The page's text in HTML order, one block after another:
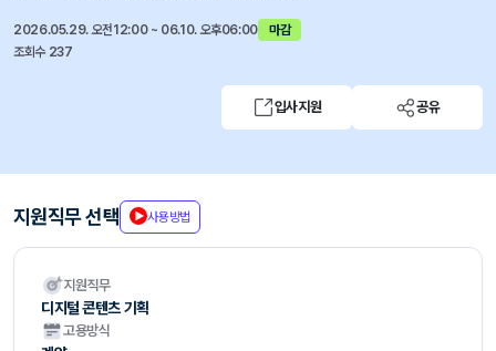
2026.05.29. 오전12:00 ~ 06.10. 오후06:00
마감
조회수 237
입사지원 공유
지원직무 선택 사용방법
지원직무
디지털 콘텐츠 기획
고용방식